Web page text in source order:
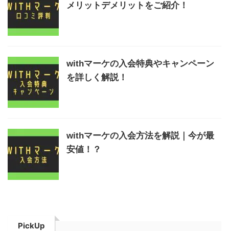
メリットデメリットをご紹介！
withマーケの入会特典やキャンペーン
を詳しく解説！
withマーケの入会方法を解説｜今が最
安値！？
PickUp